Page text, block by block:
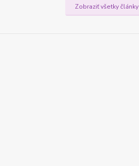
Zobraziť všetky články